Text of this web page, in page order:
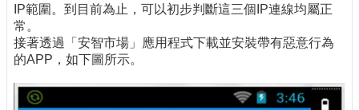
IP範圍。到目前為止，可以初步判斷這三個IP連線均屬正
常。
接著透過「安智市場」應用程式下載並安裝帶有惡意行為
的APP，如下圖所示。